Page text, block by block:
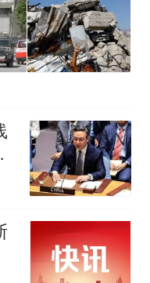
着反而更省电？
陆 中心附近最
平么？